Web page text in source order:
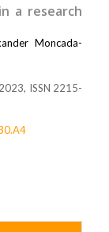
a research
Moncada-
ISSN 2215-